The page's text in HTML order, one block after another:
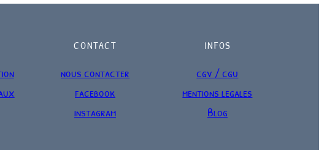
CONTACT
nous contacter
facebook
instagram
INFOS
cgv / cgu
mentions legales
Blog